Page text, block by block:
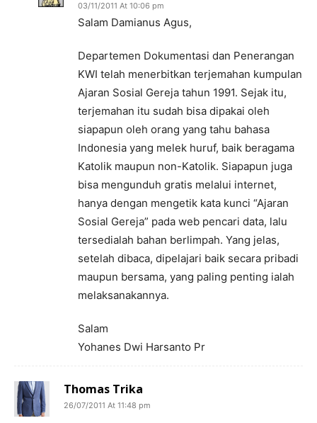
03/11/2011 At 10:06 pm
Salam Damianus Agus,
Departemen Dokumentasi dan Penerangan
KWI telah menerbitkan terjemahan kumpulan
Ajaran Sosial Gereja tahun 1991. Sejak itu,
terjemahan itu sudah bisa dipakai oleh
siapapun oleh orang yang tahu bahasa
Indonesia yang melek huruf, baik beragama
Katolik maupun non-Katolik. Siapapun juga
bisa mengunduh gratis melalui internet,
hanya dengan mengetik kata kunci “Ajaran
Sosial Gereja” pada web pencari data, lalu
tersedialah bahan berlimpah. Yang jelas,
setelah dibaca, dipelajari baik secara pribadi
maupun bersama, yang paling penting ialah
melaksanakannya.
Salam
Yohanes Dwi Harsanto Pr
Thomas Trika
26/07/2011 At 11:48 pm